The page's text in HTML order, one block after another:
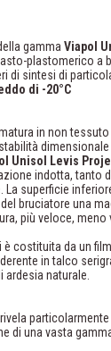
gamma Viapol
plastomerico a
di sintesi di
di -20°C
in non
Unisol Levis
indotta, tanto
La superficie
bruciatore una
più veloce,
costituita da un
in talco
naturale.
di una vasta